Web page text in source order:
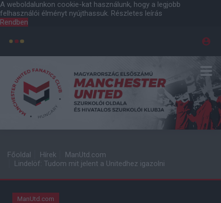
A weboldalunkon cookie-kat használunk, hogy a legjobb
felhasználói élményt nyújthassuk. Részletes leírás
Rendben
Főoldal Hírek
ManUtd.com
Lindelöf: Tudom mit jelent a Unitedhez igazolni
ManUtd.com